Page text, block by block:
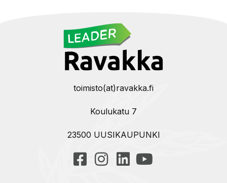
toimisto(at)ravakka.fi
Koulukatu 7
23500 UUSIKAUPUNKI